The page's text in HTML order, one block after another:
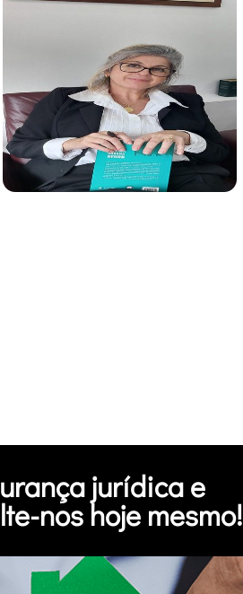
jurídica e
nos hoje mesmo!